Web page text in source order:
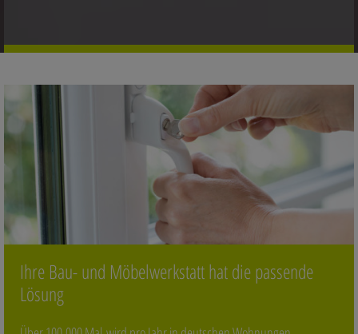
Ihre Bau- und Möbelwerkstatt hat die passende
Lösung